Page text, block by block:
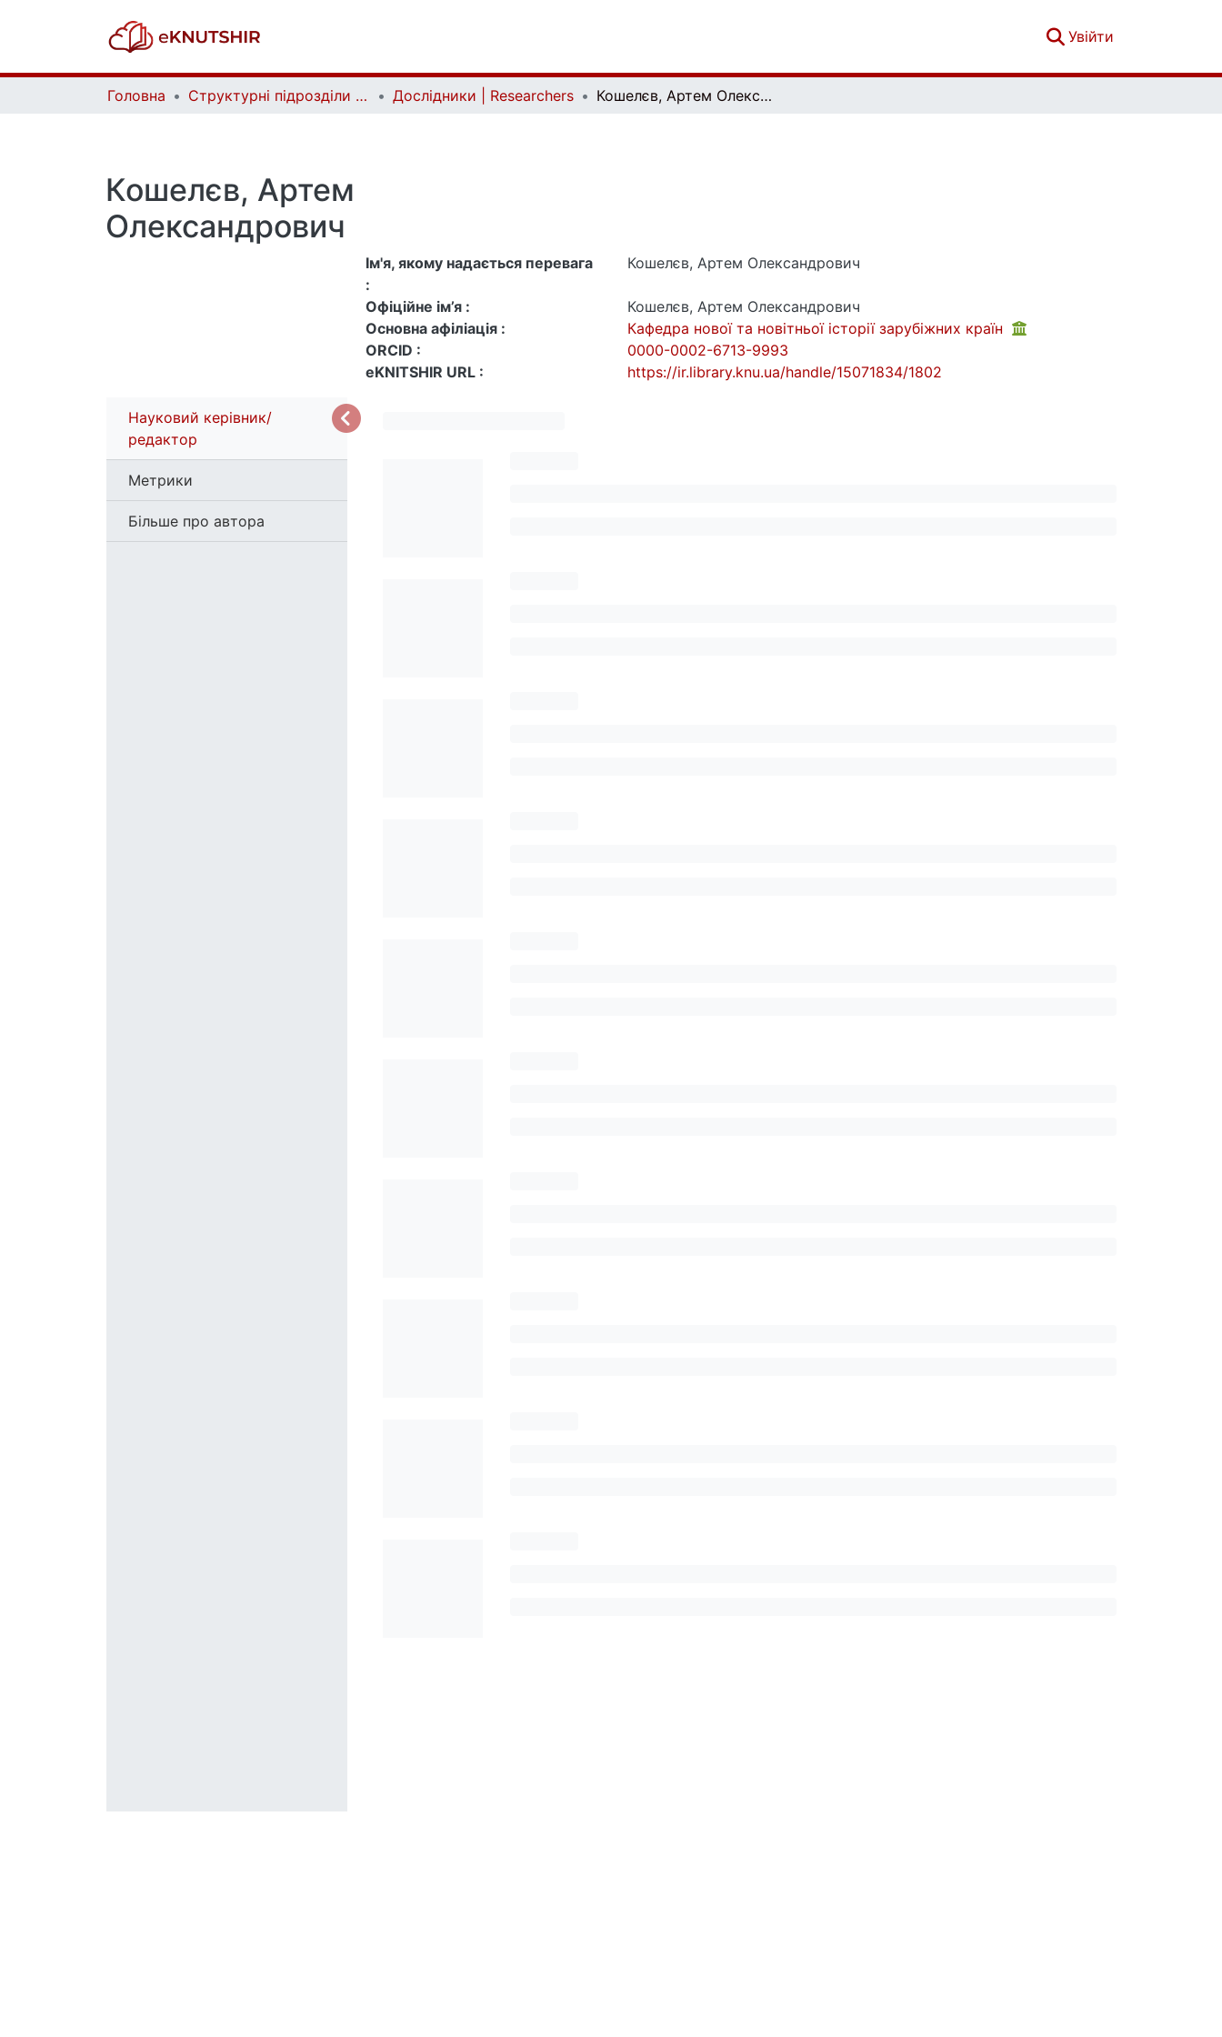
Увійти
Головна Структурні підрозділи Київського національного університету імені Тараса Шевченка та Організації | Faculties, Institutes and Departments of Taras Shevchenko National University of Kyiv and Organizations Дослідники | Researchers Кошелєв, Артем Олександрович
Кошелєв, Артем
Олександрович
Ім'я, якому надається перевага
:
Кошелєв, Артем Олександрович
Офіційне ім’я :
Кошелєв, Артем Олександрович
Основна афіліація :
Кафедра нової та новітньої історії зарубіжних країн
ORCID :
0000-0002-6713-9993
eKNITSHIR URL :
https://ir.library.knu.ua/handle/15071834/1802
Науковий керівник/
редактор
Метрики
Більше про автора